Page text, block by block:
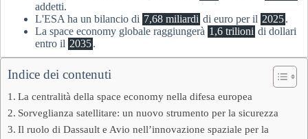
addetti.
L'ESA ha un bilancio di 7,68 miliardi di euro per il 2025.
La space economy globale raggiungerà 1,6 trilioni di dollari
entro il 2035.
Indice dei contenuti
La centralità della space economy nella difesa europea
Sorveglianza satellitare: un nuovo strumento per la sicurezza
Il ruolo di Dassault e Avio nell’innovazione spaziale per la